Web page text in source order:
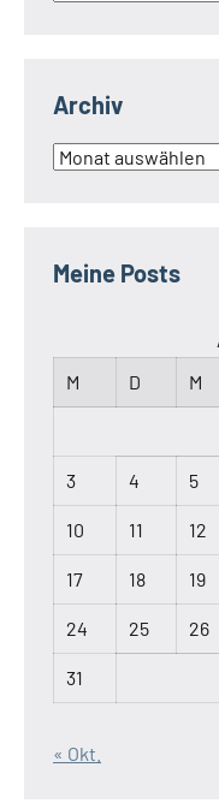
Archiv
Archiv
Meine Posts
M
D M
3 4 5
10 11 12
17 18 19
24 25 26
31
« Okt.